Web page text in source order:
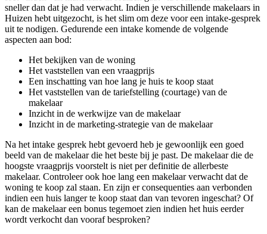
sneller dan dat je had verwacht. Indien je verschillende makelaars in
Huizen hebt uitgezocht, is het slim om deze voor een intake-gesprek
uit te nodigen. Gedurende een intake komende de volgende
aspecten aan bod:
Het bekijken van de woning
Het vaststellen van een vraagprijs
Een inschatting van hoe lang je huis te koop staat
Het vaststellen van de tariefstelling (courtage) van de
makelaar
Inzicht in de werkwijze van de makelaar
Inzicht in de marketing-strategie van de makelaar
Na het intake gesprek hebt gevoerd heb je gewoonlijk een goed
beeld van de makelaar die het beste bij je past. De makelaar die de
hoogste vraagprijs voorstelt is niet per definitie de allerbeste
makelaar. Controleer ook hoe lang een makelaar verwacht dat de
woning te koop zal staan. En zijn er consequenties aan verbonden
indien een huis langer te koop staat dan van tevoren ingeschat? Of
kan de makelaar een bonus tegemoet zien indien het huis eerder
wordt verkocht dan vooraf besproken?